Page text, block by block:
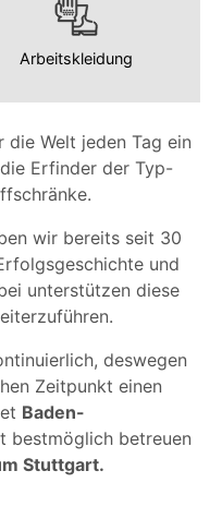
Welt jeden Tag ein
Erfinder der Typ-
wir bereits seit 30
und
unterstützen diese
deswegen
Zeitpunkt einen
Baden-
bestmöglich betreuen
Stuttgart.
Arbeitskleidung